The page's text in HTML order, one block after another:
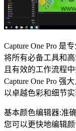
Capture One Pro 是
将所有必备工具和
且有效的工作流程
Capture One Pro 强
以卓越色彩和细节
基本颜色编辑器:准
您可以更快地编辑